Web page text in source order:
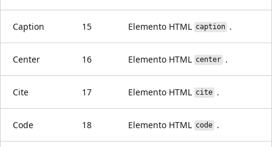
Caption 15 Elemento HTML caption .
Center 16 Elemento HTML center .
Cite 17 Elemento HTML cite.
Code 18 Elemento HTML code.